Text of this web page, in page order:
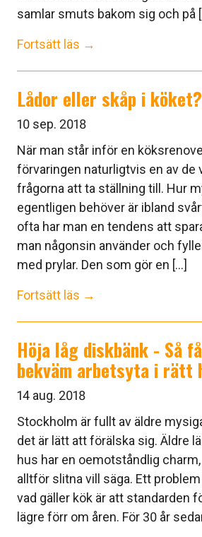
samlar smuts bakom sig och på
Fortsätt läs →
Lådor eller skåp i köket?
10 sep. 2018
När man står inför en
förvaringen naturligtvis en av de
frågorna att ta ställning till. Hur
egentligen behöver är ibland
ofta har man en tendens att
man någonsin använder och
med prylar. Den som gör en [...]
Fortsätt läs →
Höja låg diskbänk - Så
bekväm arbetsyta i rätt
14 aug. 2018
Stockholm är fullt av äldre
det är lätt att förälska sig. Äldre
hus har en oemotståndlig
alltför slitna vill säga. Ett
vad gäller kök är att standarden
lägre förr om åren. För 30 år